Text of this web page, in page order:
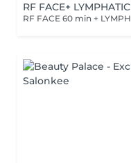
RF FACE+